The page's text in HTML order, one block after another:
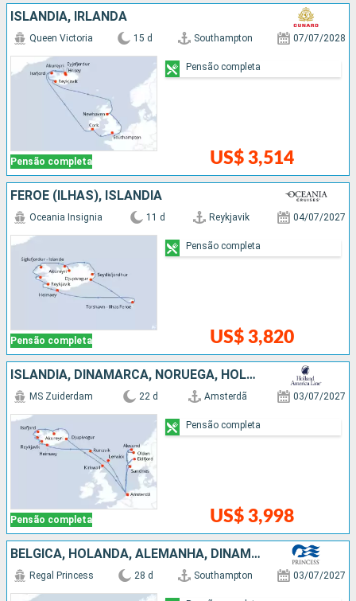
ISLÂNDIA, IRLANDA
Pensão completa
Queen Victoria 15 d Southampton 07/07/2028
US$ 3,514
Pensão completa
FEROE (ILHAS), ISLÂNDIA
Pensão completa
Oceania Insignia 11 d Reykjavik 04/07/2027
US$ 3,820
Pensão completa
ISLÂNDIA, DINAMARCA, NORUEGA, HOLANDA
Pensão completa
MS Zuiderdam 22 d Amsterdã 03/07/2027
US$ 3,998
Pensão completa
BÉLGICA, HOLANDA, ALEMANHA, DINAMARCA, NORUEGA, ISLÂNDIA
Regal Princess 28 d Southampton 03/07/2027